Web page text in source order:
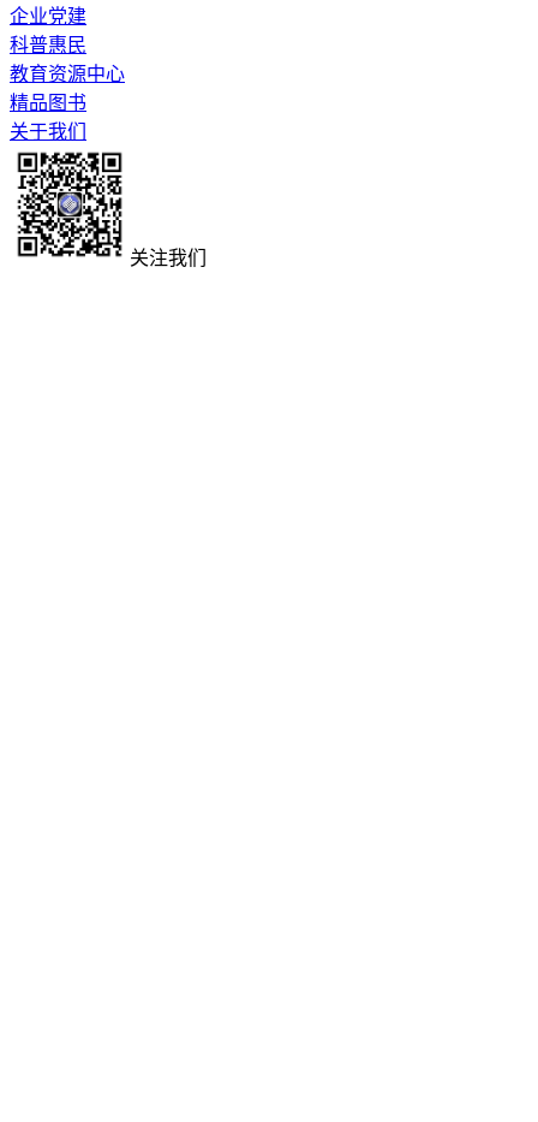
企业党建
科普惠民
教育资源中心
精品图书
关于我们
关注我们